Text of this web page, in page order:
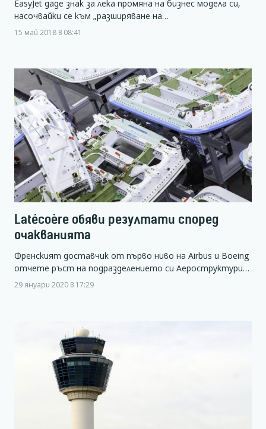
EasyJet даде знак за лека промяна на бизнес модела си,
насочвайки се към „разширяване на…
15 май 2018 в 08:41
Latécoère обяви резултати според
очакванията
Френският доставчик от първо ниво на Airbus и Boeing
отчете ръст на подразделението си Аероструктури…
29 януари 2020 в 17:29